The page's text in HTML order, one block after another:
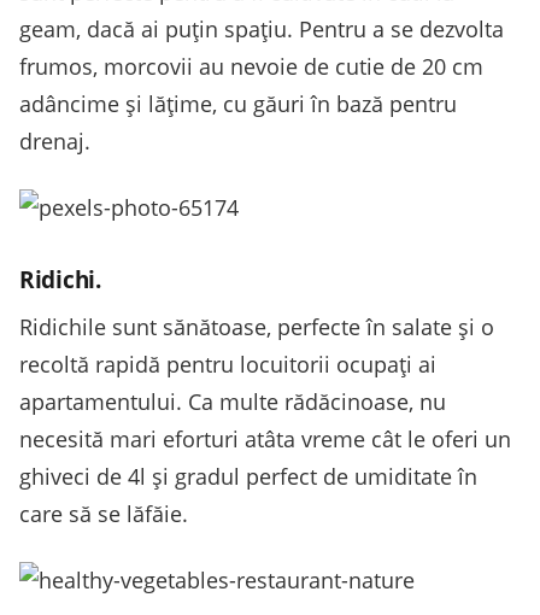
geam, dacă ai puţin spaţiu. Pentru a se dezvolta
frumos, morcovii au nevoie de cutie de 20 cm
adâncime şi lăţime, cu găuri în bază pentru
drenaj.
Ridichi.
Ridichile sunt sănătoase, perfecte în salate şi o
recoltă rapidă pentru locuitorii ocupaţi ai
apartamentului. Ca multe rădăcinoase, nu
necesită mari eforturi atâta vreme cât le oferi un
ghiveci de 4l şi gradul perfect de umiditate în
care să se lăfăie.